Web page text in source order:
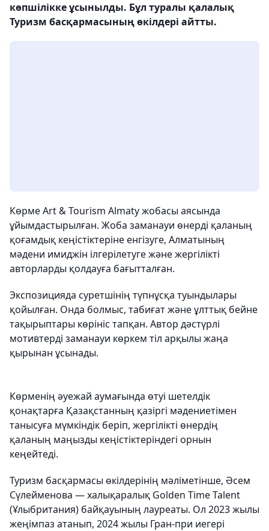
көпшілікке ұсынылды. Бұл туралы қалалық
Туризм басқармасының өкілдері айтты.
Көрме Art & Tourism Almaty жобасы аясында
ұйымдастырылған. Жоба заманауи өнерді қаланың
қоғамдық кеңістіктеріне енгізуге, Алматының
мәдени имиджін ілгерілетуге және жергілікті
авторларды қолдауға бағытталған.
Экспозицияда суретшінің түпнұсқа туындылары
қойылған. Онда болмыс, табиғат және ұлттық бейне
тақырыптары көрініс тапқан. Автор дәстүрлі
мотивтерді заманауи көркем тіл арқылы жаңа
қырынан ұсынады.
Көрменің әуежай аумағында өтуі шетелдік
қонақтарға Қазақстанның қазіргі мәдениетімен
танысуға мүмкіндік беріп, жергілікті өнердің
қаланың маңызды кеңістіктеріндегі орнын
кеңейтеді.
Туризм басқармасы өкілдерінің мәліметінше, Әсем
Сүлейменова — халықаралық Golden Time Talent
(Ұлыбритания) байқауының лауреаты. Ол 2023 жылы
жеңімпаз атанып, 2024 жылы Гран-при иегері